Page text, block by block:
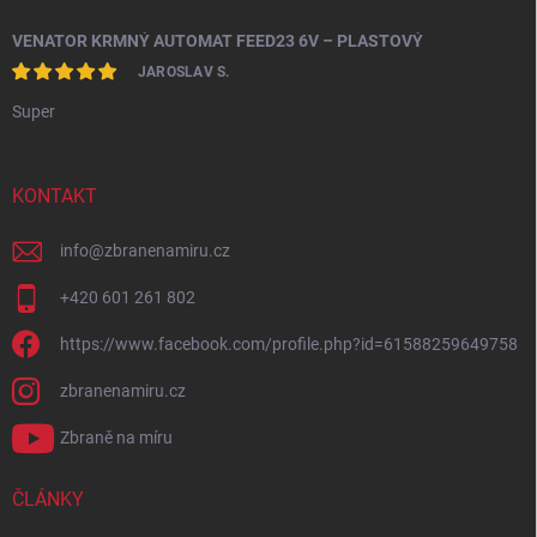
VENATOR KRMNÝ AUTOMAT FEED23 6V – PLASTOVÝ
JAROSLAV S.
Super
KONTAKT
info@zbranenamiru.cz
+420 601 261 802
https://www.facebook.com/profile.php?id=61588259649758
zbranenamiru.cz
Zbraně na míru
ČLÁNKY